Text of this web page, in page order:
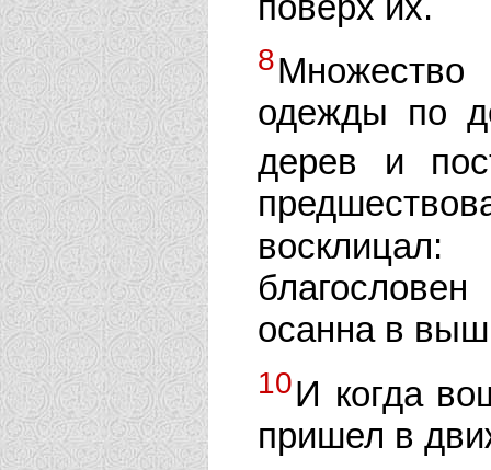
8
одежды по
дерев и
восклицал:
осанна в
10И когда
пришел в